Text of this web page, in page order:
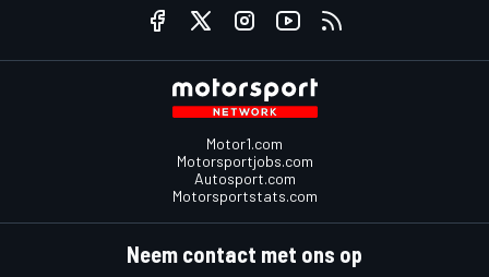
Motor1.com
Motorsportjobs.com
Autosport.com
Motorsportstats.com
Neem contact met ons op